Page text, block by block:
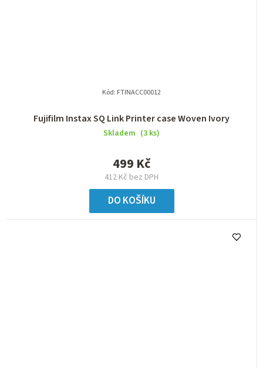
Fujifilm Instax SQ Link Printer case Woven Ivory
Skladem (3 ks)
412 Kč bez DPH
499 Kč
DO KOŠÍKU
Kód: FTINACC00012